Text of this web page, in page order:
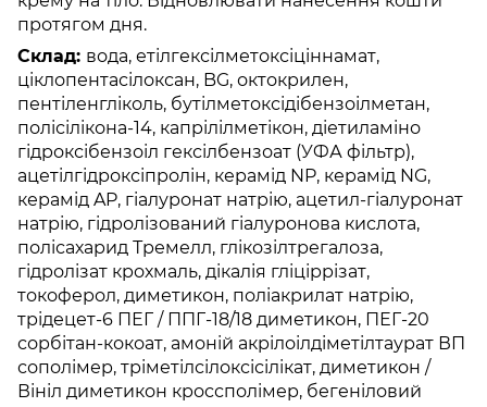
протягом дня.
Склад: вода, етілгексілметоксіціннамат,
ціклопентасілоксан, BG, октокрилен,
пентіленгліколь, бутілметоксідібензоілметан,
полісілікона-14, капрілілметікон, діетиламіно
гідроксібензоіл гексілбензоат (УФА фільтр),
ацетілгідроксіпролін, керамід NP, керамід NG,
керамід AP, гіалуронат натрію, ацетил-гіалуронат
натрію, гідролізований гіалуронова кислота,
полісахарид Тремелл, глікозілтрегалоза,
гідролізат крохмаль, дікалія гліціррізат,
токоферол, диметикон, поліакрилат натрію,
трідецет-6 ПЕГ / ППГ-18/18 диметикон, ПЕГ-20
сорбітан-кокоат, амоній акрілоілдіметілтаурат ВП
сополімер, тріметілсілоксісілікат, диметикон /
Вініл диметикон кроссполімер, бегеніловий